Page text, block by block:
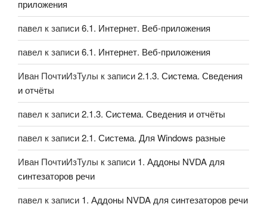
приложения
павел к записи6.1. Интернет. Веб-приложения
павел к записи6.1. Интернет. Веб-приложения
Иван ПочтиИзТулы к записи2.1.3. Система. Сведения
и отчёты
павел к записи2.1.3. Система. Сведения и отчёты
павел к записи2.1. Система. Для Windows разные
Иван ПочтиИзТулы к записи 1. Аддоны NVDA для
синтезаторов речи
павел к записи 1. Аддоны NVDA для синтезаторов речи